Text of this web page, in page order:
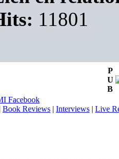
11801
P
U
B
Facebook
Book Reviews | Interviews | Live